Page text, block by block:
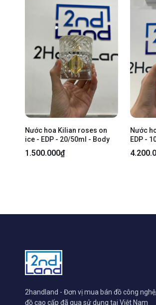
Nước hoa Kilian roses on
ice - EDP - 20/50ml - Body
1.500.000₫
Nước
EDP -
2handland - Đơn vị mua bán đồ công nghệ,
đồ cao cấp đã qua sử dụng tại Việt Nam